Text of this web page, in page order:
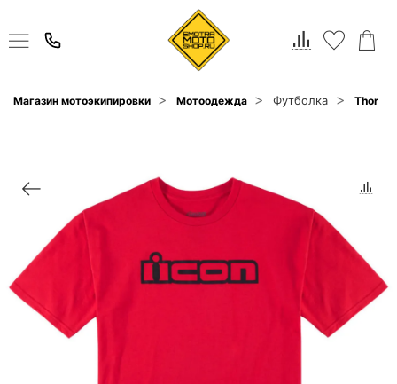
Магазин мотоэкипировки Мотоодежда Футболка Thor